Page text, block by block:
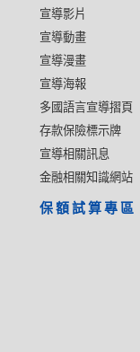
宣導影片
宣導動畫
宣導漫畫
宣導海報
多國語言宣導摺頁
存款保險標示牌
宣導相關訊息
金融相關知識網站
保額試算專區